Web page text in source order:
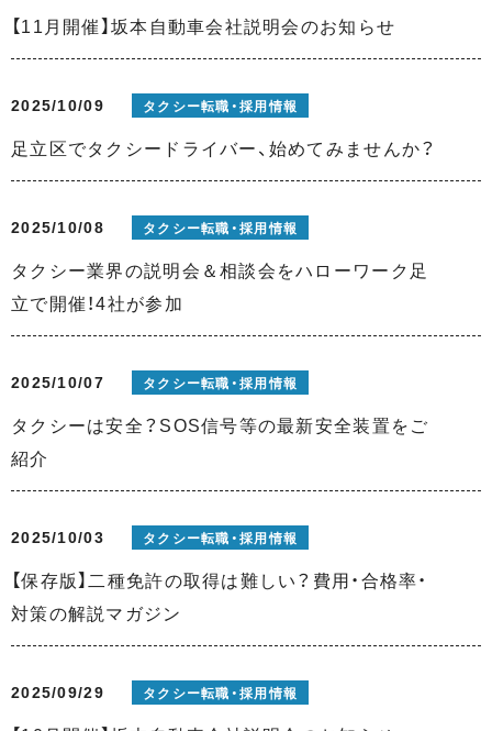
【11月開催】坂本自動車会社説明会のお知らせ
2025/10/09 タクシー転職・採用情報
足立区でタクシードライバー、始めてみませんか？
2025/10/08 タクシー転職・採用情報
タクシー業界の説明会＆相談会をハローワーク足
立で開催！4社が参加
2025/10/07 タクシー転職・採用情報
タクシーは安全？SOS信号等の最新安全装置をご
紹介
2025/10/03 タクシー転職・採用情報
【保存版】二種免許の取得は難しい？費用・合格率・
対策の解説マガジン
2025/09/29 タクシー転職・採用情報